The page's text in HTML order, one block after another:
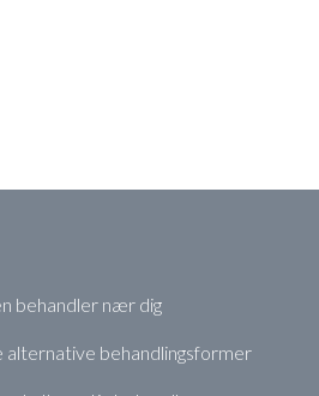
behandler nær dig
behandlingsformer